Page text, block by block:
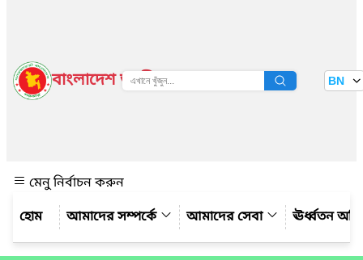
বাংলাদেশ জাতীয় তথ্য বাতায়ন BN
মেনু নির্বাচন করুন
আমাদের সম্পর্কে
আমাদের সেবা ঊর্ধ্বতন